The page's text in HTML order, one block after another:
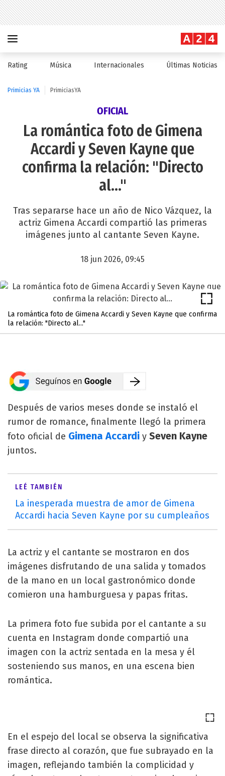
Rating Música Internacionales Últimas Noticias
Primicias YA PrimiciasYA
OFICIAL
La romántica foto de Gimena
Accardi y Seven Kayne que
confirma la relación: "Directo
al..."
Tras separarse hace un año de Nico Vázquez, la
actriz Gimena Accardi compartió las primeras
imágenes junto al cantante Seven Kayne.
18 jun 2026, 09:45
La romántica foto de Gimena Accardi y Seven Kayne que confirma
la relación: "Directo al..."
Después de varios meses donde se instaló el
rumor de romance, finalmente llegó la primera
foto oficial de Gimena Accardi y Seven Kayne
juntos.
LEÉ TAMBIÉN
La inesperada muestra de amor de Gimena
Accardi hacia Seven Kayne por su cumpleaños
La actriz y el cantante se mostraron en dos
imágenes disfrutando de una salida y tomados
de la mano en un local gastronómico donde
comieron una hamburguesa y papas fritas.
La primera foto fue subida por el cantante a su
cuenta en Instagram donde compartió una
imagen con la actriz sentada en la mesa y él
sosteniendo sus manos, en una escena bien
romántica.
En el espejo del local se observa la significativa
frase directo al corazón, que fue subrayado en la
imagen, reflejando también la complicidad y